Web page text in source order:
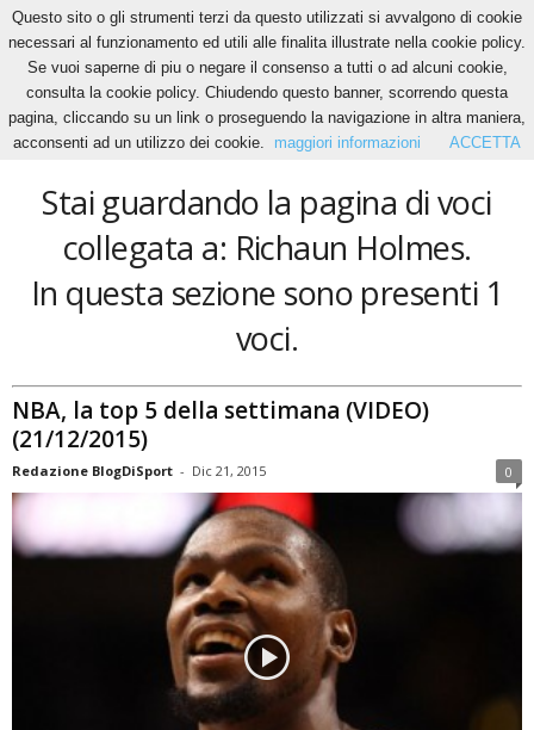
Home Tags Richaun Holmes
Richaun Holmes
Stai guardando la pagina di voci
collegata a: Richaun Holmes.
In questa sezione sono presenti 1
voci.
NBA, la top 5 della settimana (VIDEO)
(21/12/2015)
Redazione BlogDiSport - Dic 21, 2015 0
Questo sito o gli strumenti terzi da questo utilizzati si avvalgono di cookie
necessari al funzionamento ed utili alle finalita illustrate nella cookie policy.
Se vuoi saperne di piu o negare il consenso a tutti o ad alcuni cookie,
consulta la cookie policy. Chiudendo questo banner, scorrendo questa
pagina, cliccando su un link o proseguendo la navigazione in altra maniera,
acconsenti ad un utilizzo dei cookie.
maggiori informazioni ACCETTA